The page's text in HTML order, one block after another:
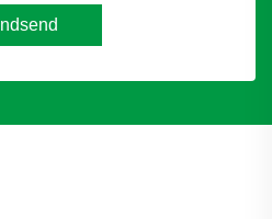
Indsend